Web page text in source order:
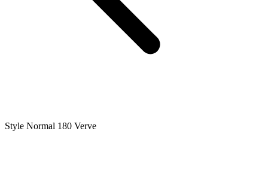
Style Normal 180 Verve